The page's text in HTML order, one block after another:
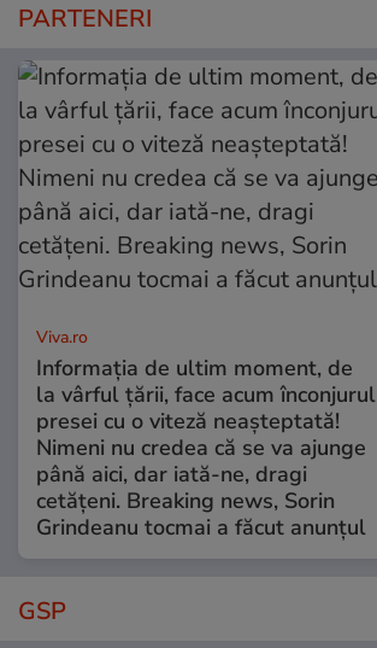
PARTENERI
Viva.ro
Informația de ultim moment, de
la vârful țării, face acum înconjurul
presei cu o viteză neașteptată!
Nimeni nu credea că se va ajunge
până aici, dar iată-ne, dragi
cetățeni. Breaking news, Sorin
Grindeanu tocmai a făcut anunțul
GSP